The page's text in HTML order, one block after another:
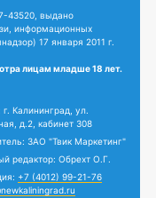
43520, выдано
информационных
17 января 2011 г.
лицам младше 18 лет.
Калининград, ул.
д.2, кабинет 308
ЗАО "Твик Маркетинг"
редактор: Обрехт О.Г.
+7 (4012) 99-21-76